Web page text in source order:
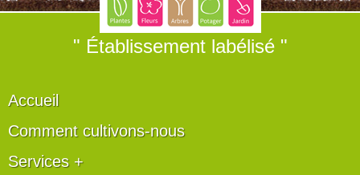
" Établissement labélisé "
Accueil
Comment cultivons-nous
Services +